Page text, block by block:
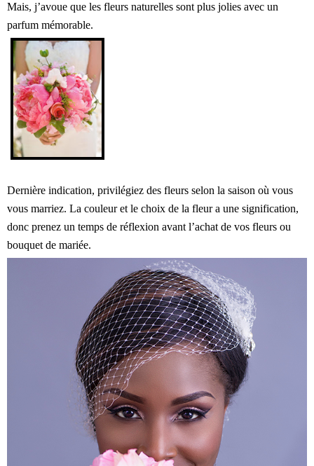
Mais, j’avoue que les fleurs naturelles sont plus jolies avec un
parfum mémorable.
Dernière indication, privilégiez des fleurs selon la saison où vous
vous marriez. La couleur et le choix de la fleur a une signification,
donc prenez un temps de réflexion avant l’achat de vos fleurs ou
bouquet de mariée.